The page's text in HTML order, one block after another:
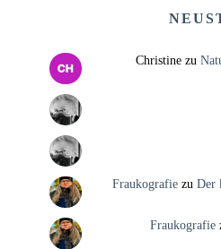
Christinezu
Fraukografiezu Der
Fraukografie